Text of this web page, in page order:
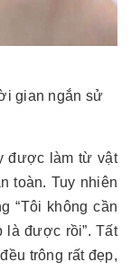
gian ngắn sử
được làm từ vật
toàn. Tuy nhiên
“Tôi không cần
là được rồi”. Tất
trông rất đẹp,